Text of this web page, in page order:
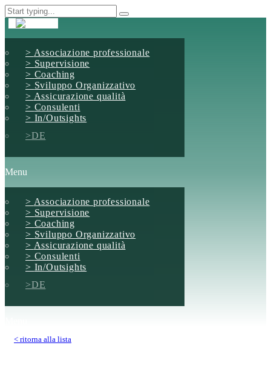
Associazione professionale
Supervisione
Coaching
Sviluppo Organizzativo
Assicurazione qualità
Consulenti
In/Outsights
DE
Menu
Associazione professionale
Supervisione
Coaching
Sviluppo Organizzativo
Assicurazione qualità
Consulenti
In/Outsights
DE
< ritorna alla lista